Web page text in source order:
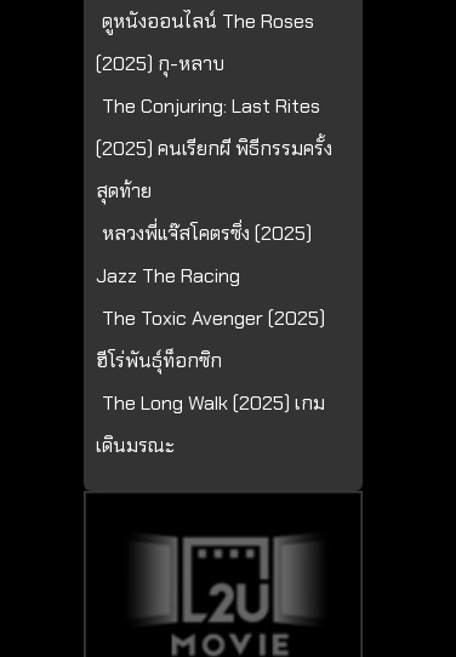
ดูหนังออนไลน์ The Roses
(2025) กุ-หลาบ
The Conjuring: Last Rites
(2025) คนเรียกผี พิธีกรรมครั้ง
สุดท้าย
หลวงพี่แจ๊สโคตรซิ่ง (2025)
Jazz The Racing
The Toxic Avenger (2025)
ฮีโร่พันธุ์ท็อกซิก
The Long Walk (2025) เกม
เดินมรณะ